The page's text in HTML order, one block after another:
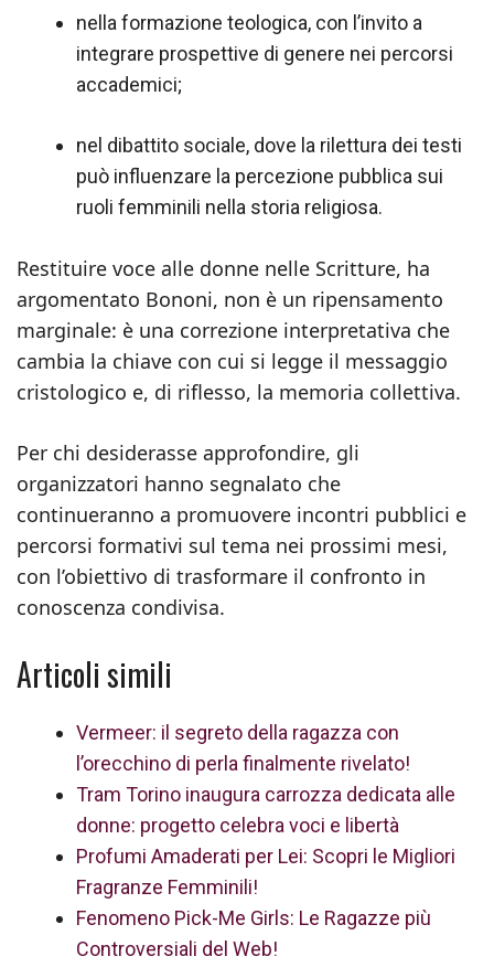
nella formazione teologica, con l’invito a
integrare prospettive di genere nei percorsi
accademici;
nel dibattito sociale, dove la rilettura dei testi
può influenzare la percezione pubblica sui
ruoli femminili nella storia religiosa.
Restituire voce alle donne nelle Scritture, ha
argomentato Bononi, non è un ripensamento
marginale: è una correzione interpretativa che
cambia la chiave con cui si legge il messaggio
cristologico e, di riflesso, la memoria collettiva.
Per chi desiderasse approfondire, gli
organizzatori hanno segnalato che
continueranno a promuovere incontri pubblici e
percorsi formativi sul tema nei prossimi mesi,
con l’obiettivo di trasformare il confronto in
conoscenza condivisa.
Articoli simili
Vermeer: il segreto della ragazza con
l’orecchino di perla finalmente rivelato!
Tram Torino inaugura carrozza dedicata alle
donne: progetto celebra voci e libertà
Profumi Amaderati per Lei: Scopri le Migliori
Fragranze Femminili!
Fenomeno Pick-Me Girls: Le Ragazze più
Controversiali del Web!